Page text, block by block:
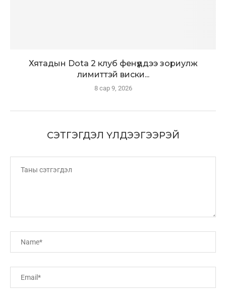
Хятадын Dota 2 клуб фенүүддээ зориулж
лимиттэй виски...
8 сар 9, 2026
СЭТГЭГДЭЛ ҮЛДЭЭГЭЭРЭЙ